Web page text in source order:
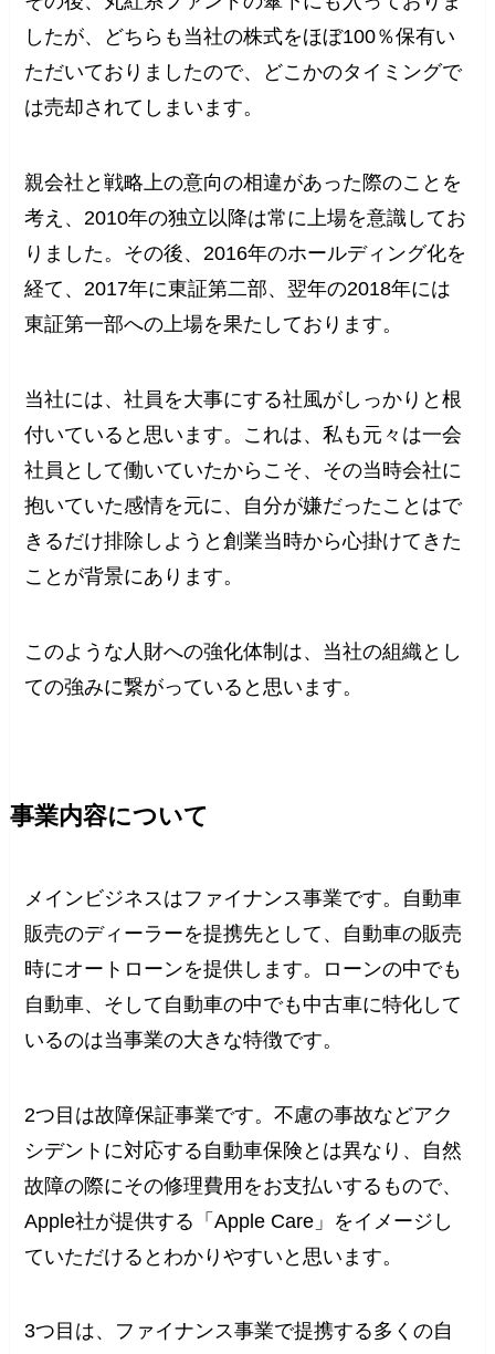
したが、どちらも当社の株式をほぼ100％保有い
ただいておりましたので、どこかのタイミングで
は売却されてしまいます。
親会社と戦略上の意向の相違があった際のことを
考え、2010年の独立以降は常に上場を意識してお
りました。その後、2016年のホールディング化を
経て、2017年に東証第二部、翌年の2018年には
東証第一部への上場を果たしております。
当社には、社員を大事にする社風がしっかりと根
付いていると思います。これは、私も元々は一会
社員として働いていたからこそ、その当時会社に
抱いていた感情を元に、自分が嫌だったことはで
きるだけ排除しようと創業当時から心掛けてきた
ことが背景にあります。
このような人財への強化体制は、当社の組織とし
ての強みに繋がっていると思います。
事業内容について
メインビジネスはファイナンス事業です。自動車
販売のディーラーを提携先として、自動車の販売
時にオートローンを提供します。ローンの中でも
自動車、そして自動車の中でも中古車に特化して
いるのは当事業の大きな特徴です。
2つ目は故障保証事業です。不慮の事故などアク
シデントに対応する自動車保険とは異なり、自然
故障の際にその修理費用をお支払いするもので、
Apple社が提供する「Apple Care」をイメージし
ていただけるとわかりやすいと思います。
3つ目は、ファイナンス事業で提携する多くの自